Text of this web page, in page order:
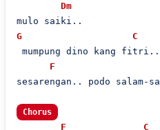
Dm
G
C
mumpung dino kang fitri..
F
sesarengan.. podo salam-
Chorus
F
C